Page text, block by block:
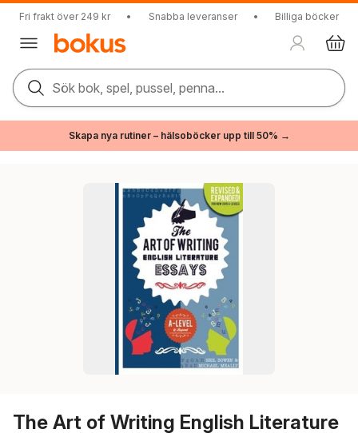
Fri frakt över 249 kr • Snabba leveranser • Billiga böcker
Sök bok, spel, pussel, penna...
Skapa nya rutiner – hälsoböcker upp till 50% →
The Art of Writing English Literature